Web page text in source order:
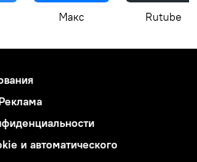
Макс Rutube
Реклама
и автоматического